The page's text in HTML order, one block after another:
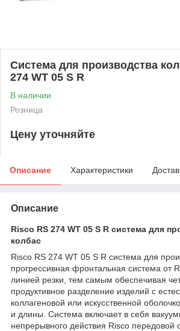
Система для производства
274 WT 05 S R
В наличии
Розница
Цену уточняйте
Описание Характеристики
Описание
Risco RS 274 WT 05 S R cистема для
колбас
Risco RS 274 WT 05 S R cистема для
прогрессивная фронтальная система от
линией резки, тем самым обеспечивая
продуктивное разделение изделий с
коллагеновой или искусственной
и длины. Система включает в себя
непрерывного действия Risco передовой